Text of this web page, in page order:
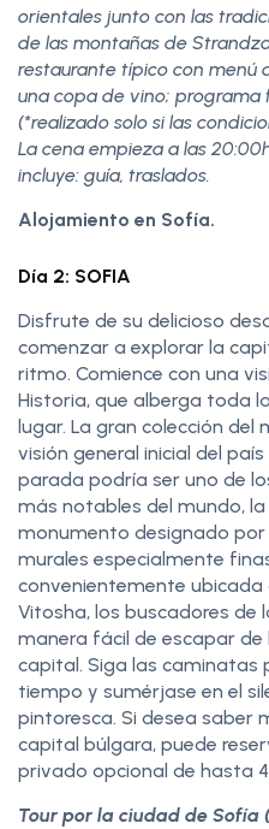
orientales junto con las
de las montañas de
restaurante típico con menú
una copa de vino; programa
(*realizado solo si las
La cena empieza a las
incluye: guía, traslados.
Alojamiento en Sofía.
Día 2: SOFIA
Disfrute de su delicioso
comenzar a explorar la
ritmo. Comience con una
Historia, que alberga toda
lugar. La gran colección del
visión general inicial del
parada podría ser uno de
más notables del mundo, la
monumento designado por
murales especialmente
convenientemente
Vitosha, los buscadores de
manera fácil de escapar
capital. Siga las caminatas
tiempo y sumérjase en el
pintoresca. Si desea saber
capital búlgara, puede
privado opcional de hasta
Tour por la ciudad de Sofía